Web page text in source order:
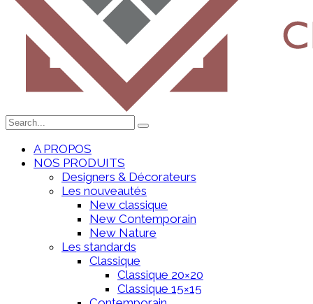
A PROPOS
NOS PRODUITS
Designers & Décorateurs
Les nouveautés
New classique
New Contemporain
New Nature
Les standards
Classique
Classique 20×20
Classique 15×15